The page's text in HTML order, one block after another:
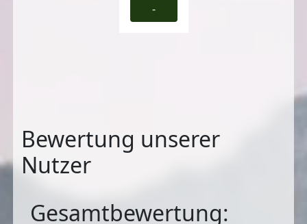
-
Bewertung unserer
Nutzer
Gesamtbewertung: